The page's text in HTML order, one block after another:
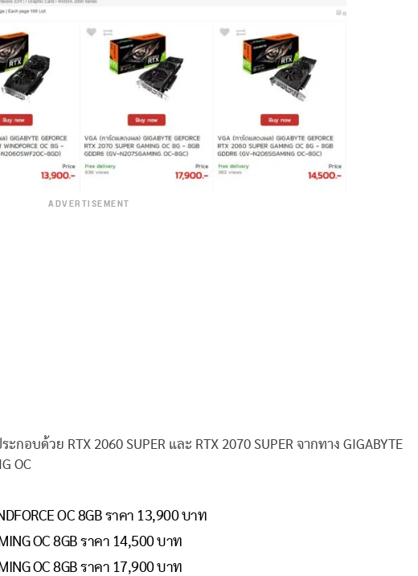
ADVERTISEMENT
กอบด้วย RTX 2060 SUPER และ RTX 2070 SUPER จากทาง GIGABYTE
OC
OC 8GB ราคา 13,900 บาท
OC 8GB ราคา 14,500 บาท
OC 8GB ราคา 17,900 บาท